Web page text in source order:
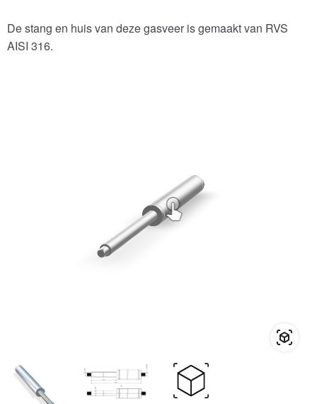
De stang en huis van deze gasveer is gemaakt van RVS
AISI 316.